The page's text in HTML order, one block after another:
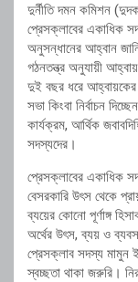
দুর্নীতি দমন কমিশন
প্রেসক্লাবের একাধিক
অনুসন্ধানের আহ্বান
গঠনতন্ত্র অনুযায়ী
দুই বছর ধরে আহ্বায়কের
সভা কিংবা নির্বাচন
কার্যক্রম, আর্থিক
সদস্যদের।
প্রেসক্লাবের একাধিক
বেসরকারি উৎস থেকে
ব্যয়ের কোনো পূর্ণাঙ্গ
অর্থের উৎস, ব্যয় ও
প্রেসক্লাব সদস্য মামুন
স্বচ্ছতা থাকা জরুরি।